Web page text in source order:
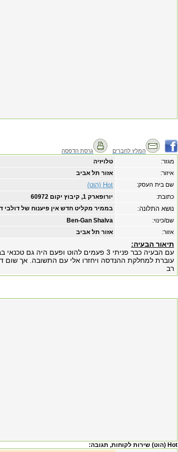
גרסת הדפסה המלץ לחברים
טלויזיה
מגזר:
אזור תל אביב
איזור:
Hot (הוט)
שם בית העסק:
יורופארק 1, קיבוץ יקום 60972
כתובת:
בממיר מקליט חדש אין פיענוח של דולבי
נושא התלונה:
Ben-Gan Shalva
שם/כינוי:
אזור תל אביב
אזור:
תיאור הבעיה:
עם הבעיה כבר פניתי 3 פעמים להוט ופעם היה
עוברת למחלקת ההנדסה ויחזרו אלי עם התשובה. אך שום
רב
Hot (הוט) שירות לקוחות , תגובה: